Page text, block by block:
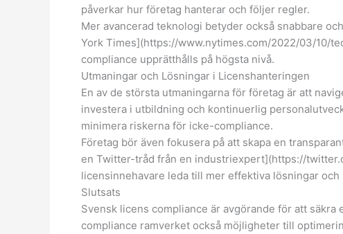
påverkar hur företag hanterar och följer regler.
Mer avancerad teknologi betyder också snabbare
York Times](https://www.nytimes.com/2022/03/10/
compliance upprätthålls på högsta nivå.
Utmaningar och Lösningar i Licenshanteringen
En av de största utmaningarna för företag är att
investera i utbildning och kontinuerlig
minimera riskerna för icke-compliance.
Företag bör även fokusera på att skapa en
en Twitter-tråd från en industriexpert](https://
licensinnehavare leda till mer effektiva lösningar
Slutsats
Svensk licens compliance är avgörande för att
compliance ramverket också möjligheter till